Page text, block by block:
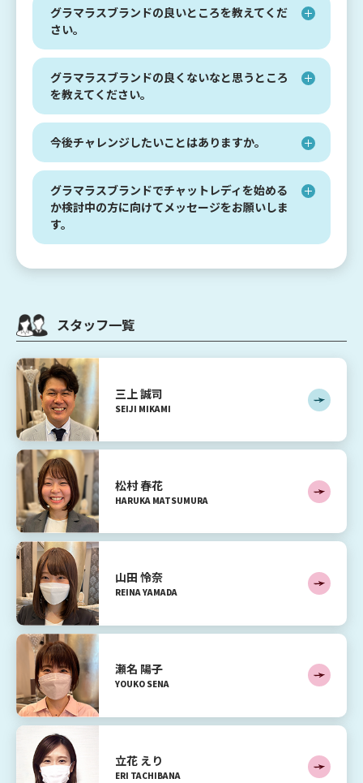
グラマラスブランドの良いところを教えてくだ
さい。
グラマラスブランドの良くないなと思うところ
を教えてください。
今後チャレンジしたいことはありますか。
グラマラスブランドでチャットレディを始める
か検討中の方に向けてメッセージをお願いしま
す。
スタッフ一覧
三上 誠司
SEIJI MIKAMI
松村 春花
HARUKA MATSUMURA
山田 怜奈
REINAYAMADA
瀬名 陽子
YOUKO SENA
立花 えり
ERI TACHIBANA